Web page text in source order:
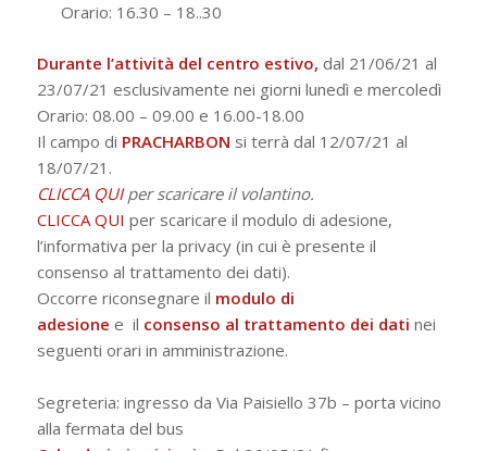
Orario: 16.30 – 18..30
Durante l’attività del centro estivo, dal 21/06/21 al
23/07/21 esclusivamente nei giorni lunedì e mercoledì
Orario: 08.00 – 09.00 e 16.00-18.00
Il campo di PRACHARBON si terrà dal 12/07/21 al
18/07/21.
CLICCA QUIper scaricare il volantino.
CLICCA QUI per scaricare il modulo di adesione,
l’informativa per la privacy (in cui è presente il
consenso al trattamento dei dati).
Occorre riconsegnare il modulo di
adesione e il consenso al trattamento dei dati nei
seguenti orari in amministrazione.
Segreteria: ingresso da Via Paisiello 37b – porta vicino
alla fermata del bus